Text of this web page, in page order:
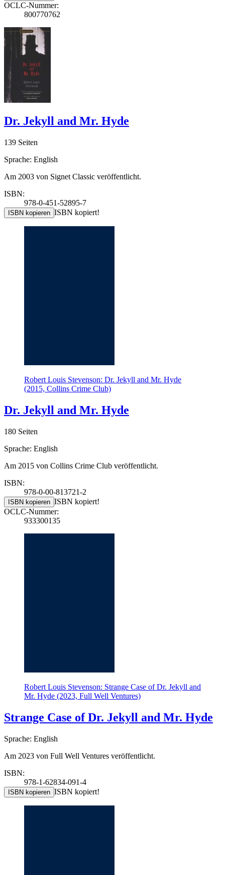
OCLC-Nummer:
800770762
Dr. Jekyll and Mr. Hyde
139 Seiten
Sprache: English
Am 2003 von Signet Classic veröffentlicht.
ISBN:
978-0-451-52895-7
ISBN kopieren ISBN kopiert!
Robert Louis Stevenson: Dr. Jekyll and Mr. Hyde
(2015, Collins Crime Club)
Dr. Jekyll and Mr. Hyde
180 Seiten
Sprache: English
Am 2015 von Collins Crime Club veröffentlicht.
ISBN:
978-0-00-813721-2
ISBN kopieren ISBN kopiert!
OCLC-Nummer:
933300135
Robert Louis Stevenson: Strange Case of Dr. Jekyll and
Mr. Hyde (2023, Full Well Ventures)
Strange Case of Dr. Jekyll and Mr. Hyde
Sprache: English
Am 2023 von Full Well Ventures veröffentlicht.
ISBN:
978-1-62834-091-4
ISBN kopieren ISBN kopiert!